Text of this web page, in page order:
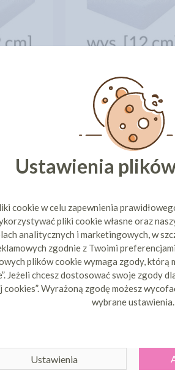
12CM]
cena:13,51 zł
DO KOSZYKA
Ustawienia
cookie w celu zapewnienia
pliki cookie własne oraz
analitycznych i marketingowych, w
zgodnie z Twoimi
plików cookie wymaga zgody, którą
Jeżeli chcesz dostosować swoje zgody
cookies”. Wyrażoną zgodę możesz
wybrane ustawienia.
Ustawienia